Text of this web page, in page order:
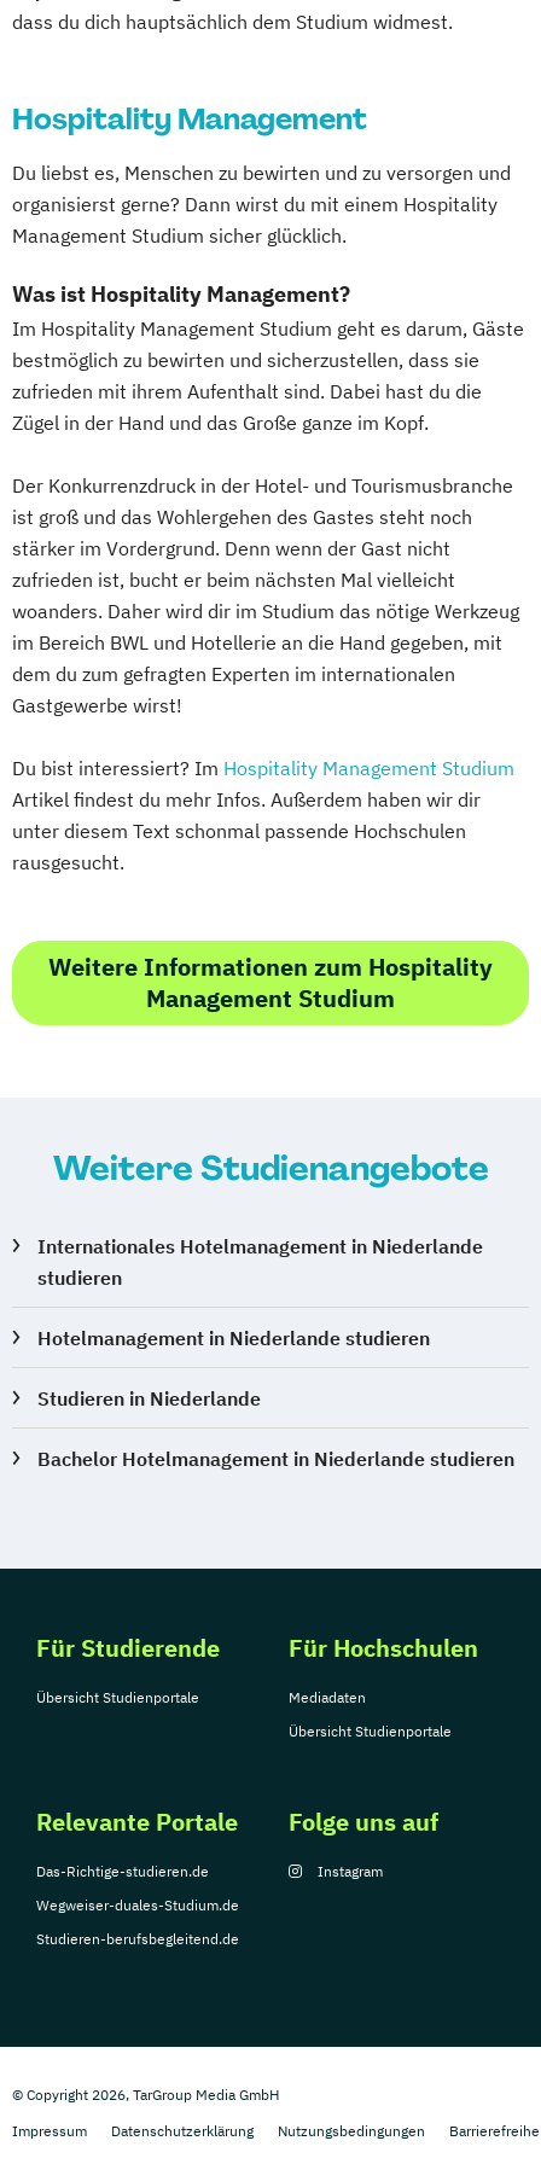
dass du dich hauptsächlich dem Studium widmest.
Hospitality Management
Du liebst es, Menschen zu bewirten und zu versorgen und
organisierst gerne? Dann wirst du mit einem Hospitality
Management Studium sicher glücklich.
Was ist Hospitality Management?
Im Hospitality Management Studium geht es darum, Gäste
bestmöglich zu bewirten und sicherzustellen, dass sie
zufrieden mit ihrem Aufenthalt sind. Dabei hast du die
Zügel in der Hand und das Große ganze im Kopf.
Der Konkurrenzdruck in der Hotel- und Tourismusbranche
ist groß und das Wohlergehen des Gastes steht noch
stärker im Vordergrund. Denn wenn der Gast nicht
zufrieden ist, bucht er beim nächsten Mal vielleicht
woanders. Daher wird dir im Studium das nötige Werkzeug
im Bereich BWL und Hotellerie an die Hand gegeben, mit
dem du zum gefragten Experten im internationalen
Gastgewerbe wirst!
Du bist interessiert? Im Hospitality Management Studium
Artikel findest du mehr Infos. Außerdem haben wir dir
unter diesem Text schonmal passende Hochschulen
rausgesucht.
Weitere Informationen zum Hospitality
Management Studium
Weitere Studienangebote
Internationales Hotelmanagement in Niederlande
studieren
Hotelmanagement in Niederlande studieren
Studieren in Niederlande
Bachelor Hotelmanagement in Niederlande studieren
Für Studierende
Übersicht Studienportale
Für Hochschulen
Mediadaten
Übersicht Studienportale
Relevante Portale
Das-Richtige-studieren.de
Wegweiser-duales-Studium.de
Studieren-berufsbegleitend.de
Folge uns auf
Instagram
© Copyright 2026, TarGroup Media GmbH
Impressum
Datenschutzerklärung Nutzungsbedingungen